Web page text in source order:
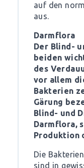
auf den
aus.
Darmflora
Der Blind-
beiden
des
vor allem
Bakterien
Gärung
Blind- und
Darmflora,
Produktion
Die
sind in